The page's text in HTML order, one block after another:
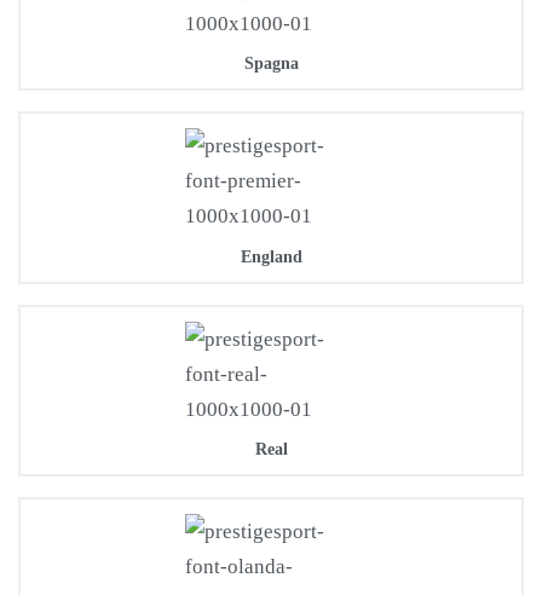
Spagna
England
Real